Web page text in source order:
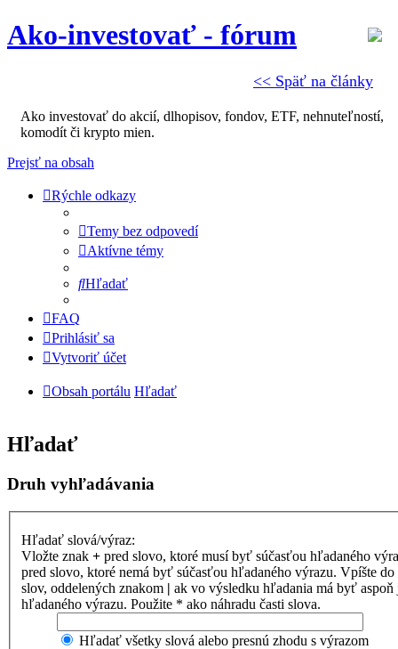
<< Späť na články
Ako-investovať - fórum
Ako investovať do akcií, dlhopisov, fondov, ETF, nehnuteľností,
komodít či krypto mien.
Prejsť na obsah
Rýchle odkazy
Temy bez odpovedí
Aktívne témy
Hľadať
FAQ
Prihlásiť sa
Vytvoriť účet
Obsah portálu Hľadať
Hľadať
Druh vyhľadávania
Hľadať slová/výraz:
Vložte znak + pred slovo, ktoré musí byť súčasťou hľadaného
pred slovo, ktoré nemá byť súčasťou hľadaného výrazu. Vpíšte
slov, oddelených znakom | ak vo výsledku hľadania má byť aspoň
hľadaného výrazu. Použite * ako náhradu časti slova.
Hľadať všetky slová alebo presnú zhodu s výrazom